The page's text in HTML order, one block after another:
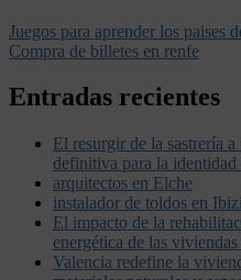
Juegos para aprender los paises
Compra de billetes en renfe
Entradas recientes
El resurgir de la sastrería
definitiva para la identidad
arquitectos en Elche
instalador de toldos en
El impacto de la
energética de las
Valencia redefine la